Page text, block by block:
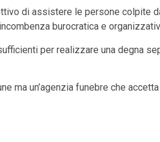
di assistere le persone colpite
burocratica e
per realizzare una degna
ma un’agenzia funebre che